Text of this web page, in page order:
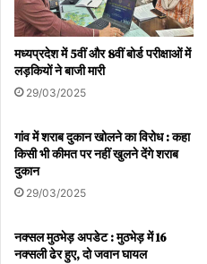
मध्यप्रदेश में 5वीं और 8वीं बोर्ड परीक्षाओं में
लड़कियों ने बाजी मारी
29/03/2025
गांव में शराब दुकान खोलने का विरोध : कहा
किसी भी कीमत पर नहीं खुलने देंगे शराब
दुकान
29/03/2025
नक्सल मुठभेड़ अपडेट : मुठभेड़ में 16
नक्सली ढेर हुए, दो जवान घायल